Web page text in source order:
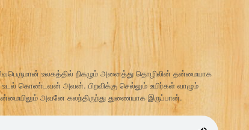
உலகத்தில் நிகழும் அனைத்து தொழிலின் தன்மையாக
உடல் கொண்டவன் அவன். பிறவிக்கு செல்லும் உயிர்கள் வாழும்
தன்மையிலும் அவனே கலந்திருந்து துணையாக இருப்பான்.